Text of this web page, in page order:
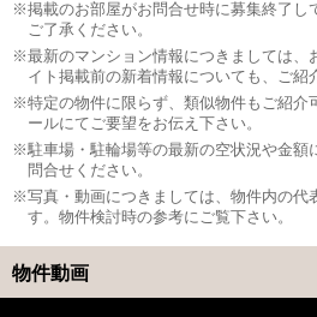
※掲載のお部屋がお問合せ時に募集終了し
ご了承ください。
※最新のマンション情報につきましては、
イト掲載前の新着情報についても、ご紹
※特定の物件に限らず、類似物件もご紹介
ールにてご要望をお伝え下さい。
※駐車場・駐輪場等の最新の空状況や金額
問合せください。
※写真・動画につきましては、物件内の代
す。物件検討時の参考にご覧下さい。
物件動画